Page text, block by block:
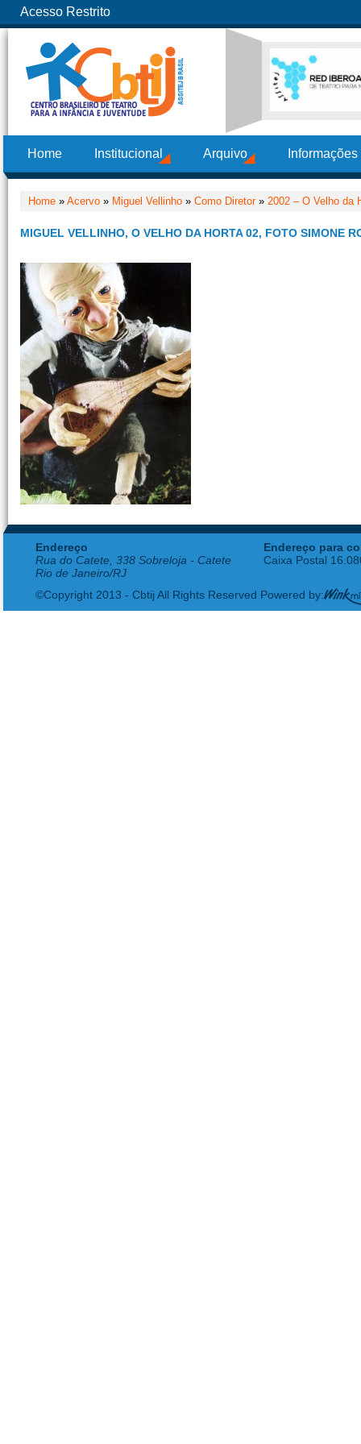
Acesso Restrito
Home Institucional Arquivo
Home » Acervo » Miguel Vellinho » Como Diretor» 2002 – O Velho da
MIGUEL VELLINHO, O VELHO DA HORTA 02, FOTO SIMONE
Endereço
Rua do Catete, 338 Sobreloja - Catete
Rio de Janeiro/RJ
Endereço para
Caixa Postal
©Copyright 2013 - Cbtij All Rights Reserved Powered by: